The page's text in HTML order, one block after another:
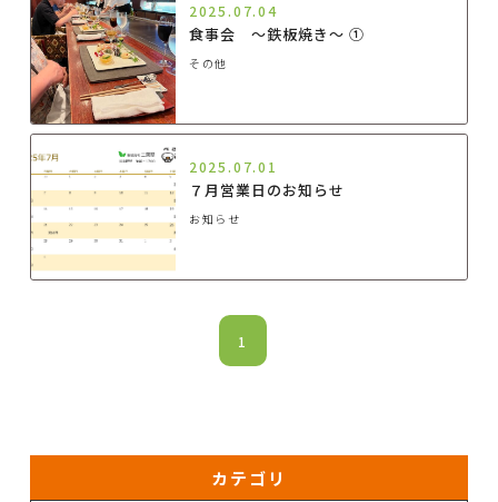
2025.07.04
食事会 ～鉄板焼き～ ①
その他
2025.07.01
７月営業日のお知らせ
お知らせ
1
カテゴリ